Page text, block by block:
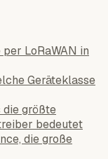
LoRaWAN in
Geräteklasse
größte
bedeutet
die große